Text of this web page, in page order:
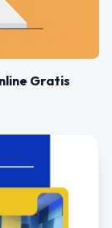
Gratis